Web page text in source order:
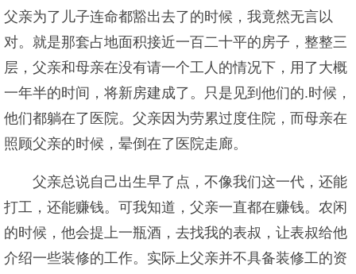
父亲为了儿子连命都豁出去了的时候，我竟然无言以
对。就是那套占地面积接近一百二十平的房子，整整三
层，父亲和母亲在没有请一个工人的情况下，用了大概
一年半的时间，将新房建成了。只是见到他们的.时候，
他们都躺在了医院。父亲因为劳累过度住院，而母亲在
照顾父亲的时候，晕倒在了医院走廊。
父亲总说自己出生早了点，不像我们这一代，还能
打工，还能赚钱。可我知道，父亲一直都在赚钱。农闲
的时候，他会提上一瓶酒，去找我的表叔，让表叔给他
介绍一些装修的工作。实际上父亲并不具备装修工的资